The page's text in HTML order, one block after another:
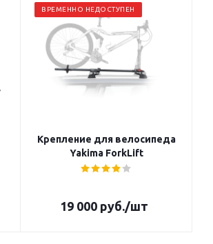
ВРЕМЕННО НЕДОСТУПЕН
Крепление для велосипеда
Yakima ForkLift
19 000 руб./шт